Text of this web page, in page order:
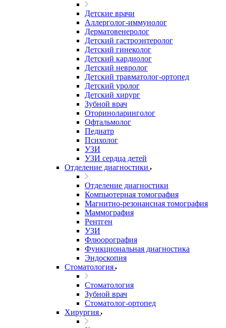
Детские врачи
Аллерголог-иммунолог
Дерматовенеролог
Детский гастроэнтеролог
Детский гинеколог
Детский кардиолог
Детский невролог
Детский травматолог-ортопед
Детский уролог
Детский хирург
Зубной врач
Оториноларинголог
Офтальмолог
Педиатр
Психолог
УЗИ
УЗИ сердца детей
Отделение диагностики
Отделение диагностики
Компьютерная томография
Магнитно-резонансная томография
Маммография
Рентген
УЗИ
Флюорография
Функциональная диагностика
Эндоскопия
Стоматология
Стоматология
Зубной врач
Стоматолог-ортопед
Хирургия